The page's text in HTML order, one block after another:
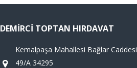
DEMIRCI TOPTAN HIRDAVAT
Kemalpaşa Mahallesi Bağlar Caddesi
49/A 34295